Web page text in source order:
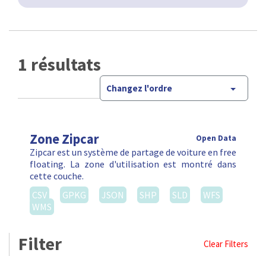
1 résultats
Changez l'ordre
Zone Zipcar Open Data
Zipcar est un système de partage de voiture en free
floating. La zone d'utilisation est montré dans
cette couche.
CSV
GPKG JSON SHP SLD
WFS
WMS
Filter Clear Filters